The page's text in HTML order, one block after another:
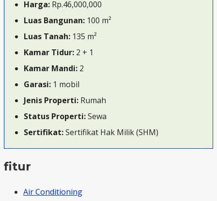
Harga: Rp.46,000,000
Luas Bangunan: 100 m²
Luas Tanah: 135 m²
Kamar Tidur: 2 + 1
Kamar Mandi: 2
Garasi: 1 mobil
Jenis Properti: Rumah
Status Properti:Sewa
Sertifikat:Sertifikat Hak Milik (SHM)
fitur
Air Conditioning